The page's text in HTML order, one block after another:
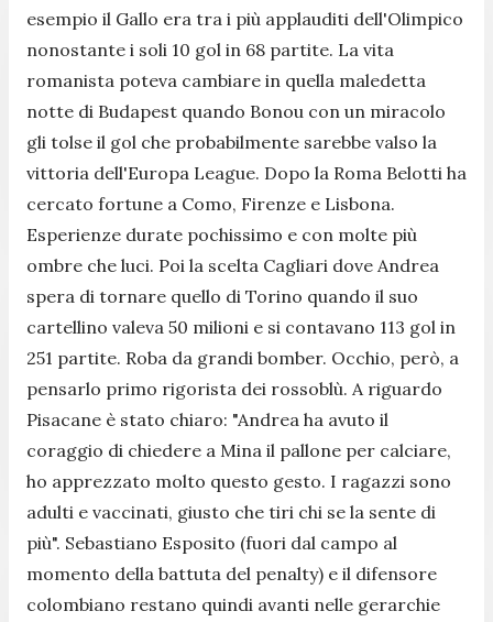
esempio il Gallo era tra i più applauditi dell'Olimpico
nonostante i soli 10 gol in 68 partite. La vita
romanista poteva cambiare in quella maledetta
notte di Budapest quando Bonou con un miracolo
gli tolse il gol che probabilmente sarebbe valso la
vittoria dell'Europa League. Dopo la Roma Belotti ha
cercato fortune a Como, Firenze e Lisbona.
Esperienze durate pochissimo e con molte più
ombre che luci. Poi la scelta Cagliari dove Andrea
spera di tornare quello di Torino quando il suo
cartellino valeva 50 milioni e si contavano 113 gol in
251 partite. Roba da grandi bomber. Occhio, però, a
pensarlo primo rigorista dei rossoblù. A riguardo
Pisacane è stato chiaro: "Andrea ha avuto il
coraggio di chiedere a Mina il pallone per calciare,
ho apprezzato molto questo gesto. I ragazzi sono
adulti e vaccinati, giusto che tiri chi se la sente di
più". Sebastiano Esposito (fuori dal campo al
momento della battuta del penalty) e il difensore
colombiano restano quindi avanti nelle gerarchie